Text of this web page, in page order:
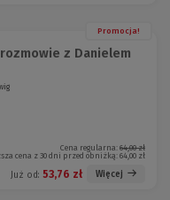
Promocja!
z Danielem
Cena regularna: 64,00 zł
cena z 30 dni przed obniżką:64,00 zł
Już od: 53,76 zł Więcej